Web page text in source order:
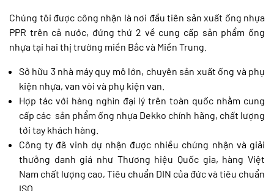
Chúng tôi được công nhận là nơi đầu tiên sản xuất ống nhựa
PPR trên cả nước, đứng thứ 2 về cung cấp sản phẩm ống
nhựa tại hai thị trường miền Bắc và Miền Trung.
Sở hữu 3 nhà máy quy mô lớn, chuyên sản xuất ống và phụ
kiện nhựa, van vòi và phụ kiện van.
Hợp tác với hàng nghìn đại lý trên toàn quốc nhằm cung
cấp các sản phẩm ống nhựa Dekko chính hãng, chất lượng
tới tay khách hàng.
Công ty đã vinh dự nhận được nhiều chứng nhận và giải
thưởng danh giá như Thương hiệu Quốc gia, hàng Việt
Nam chất lượng cao, Tiêu chuẩn DIN của đức và tiêu chuẩn
ISO.